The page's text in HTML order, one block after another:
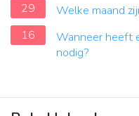
29
Welke maand
16
Wanneer heeft
nodig?